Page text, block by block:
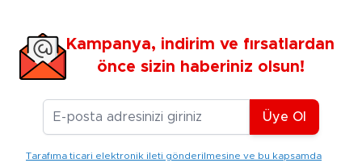
Kampanya, indirim ve fırsatlardan
önce sizin haberiniz olsun!
E-posta Adresiniz
Üye Ol
Tarafıma ticari elektronik ileti gönderilmesine ve bu kapsamda